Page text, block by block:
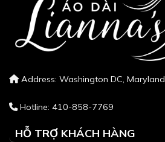
Address: Washington DC, Maryland
Hotline: 410-858-7769
HỖ TRỢ KHÁCH HÀNG